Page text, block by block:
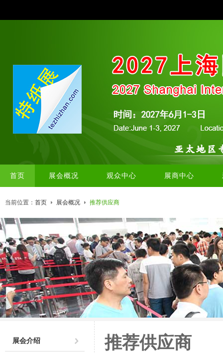
首页 展会概况 观众中心 展商中心
当前位置： 首页 展会概况 推荐供应商
展会介绍 推荐供应商